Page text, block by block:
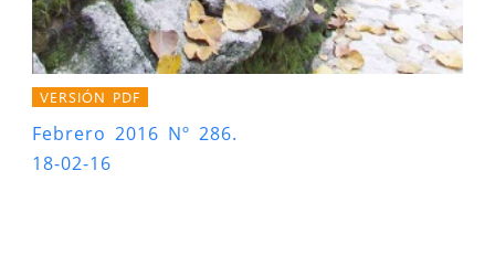
VERSIÓN PDF
Febrero 2016 Nº 286.
18-02-16